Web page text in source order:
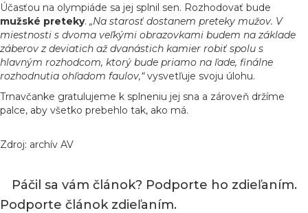
Účasťou na olympiáde sa jej splnil sen. Rozhodovať bude
mužské preteky. „Na starosť dostanem preteky mužov. V
miestnosti s dvoma veľkými obrazovkami budem na základe
záberov z deviatich až dvanástich kamier robiť spolu s
hlavným rozhodcom, ktorý bude priamo na ľade, finálne
rozhodnutia ohľadom faulov,“vysvetľuje svoju úlohu.
Trnavčanke gratulujeme k splneniu jej sna a zároveň držíme
palce, aby všetko prebehlo tak, ako má.
Zdroj: archív AV
Páčil sa vám článok? Podporte ho zdieľaním.
Podporte článok zdieľaním.